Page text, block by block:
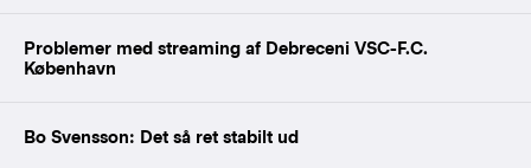
Problemer med streaming af Debreceni VSC-F.C.
København
Bo Svensson: Det så ret stabilt ud